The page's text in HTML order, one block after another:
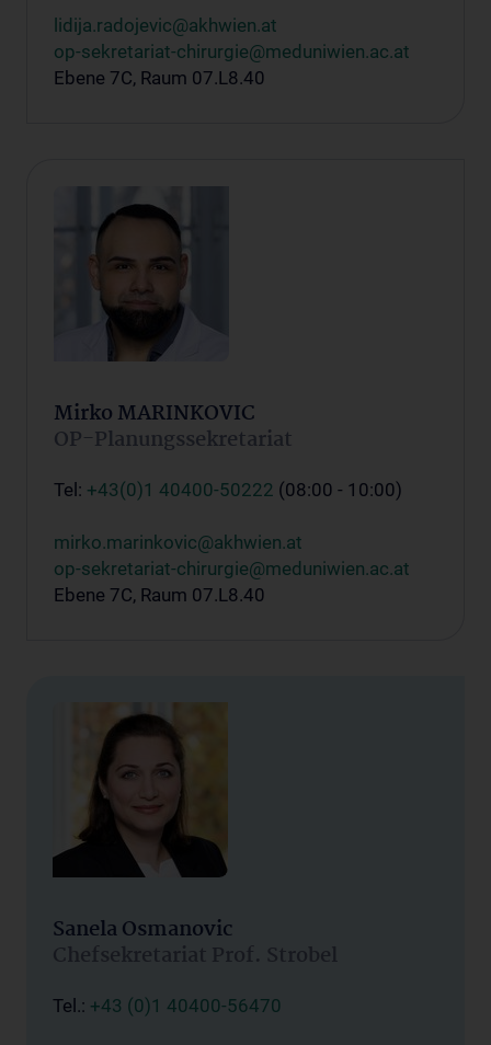
lidija.radojevic@akhwien.at
op-sekretariat-chirurgie@meduniwien.ac.at
Ebene 7C, Raum 07.L8.40
Mirko MARINKOVIC
OP-Planungssekretariat
Tel: +43(0)1 40400-50222 (08:00 - 10:00)
mirko.marinkovic@akhwien.at
op-sekretariat-chirurgie@meduniwien.ac.at
Ebene 7C, Raum 07.L8.40
Sanela Osmanovic
Chefsekretariat Prof. Strobel
Tel.: +43 (0)1 40400-56470